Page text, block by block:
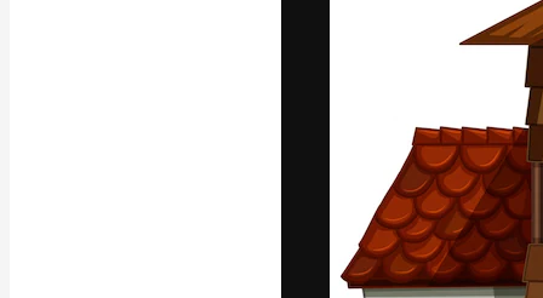
La plataforma
trabajo. Más
entre
Español